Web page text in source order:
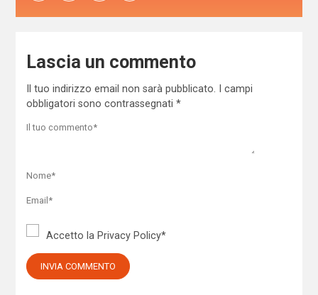
Lascia un commento
Il tuo indirizzo email non sarà pubblicato.
I campi
obbligatori sono contrassegnati *
Accetto la Privacy Policy*